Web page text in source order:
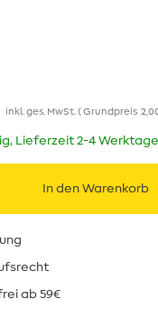
inkl. ges. MwSt.( Grundpreis
Lieferzeit 2-4 Werktage
In den Warenkorb
ab 59€